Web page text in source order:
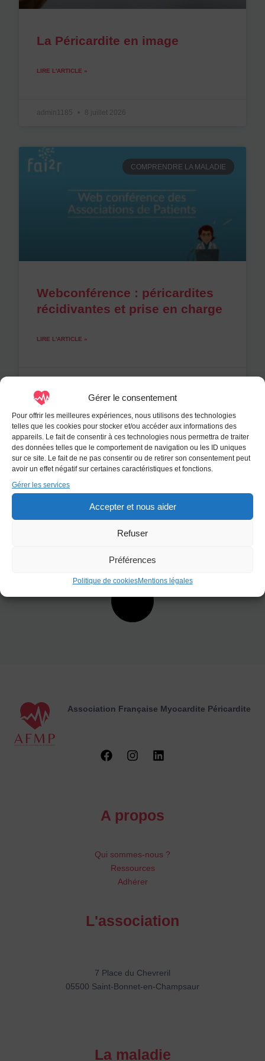
Gérer le consentement
Pour offrir les meilleures expériences, nous utilisons des technologies
telles que les cookies pour stocker et/ou accéder aux informations des
appareils. Le fait de consentir à ces technologies nous permettra de traiter
des données telles que le comportement de navigation ou les ID uniques
sur ce site. Le fait de ne pas consentir ou de retirer son consentement peut
avoir un effet négatif sur certaines caractéristiques et fonctions.
Gérer les services
Accepter et nous aider
Refuser
Préférences
Politique de cookiesMentions légales
La Péricardite en image
LIRE L'ARTICLE »
admin1185 8 juillet 2026
COMPRENDRE LA MALADIE
Webconférence : péricardites
récidivantes et prise en charge
LIRE L'ARTICLE »
Association Française Myocardite Péricardite
A propos
Qui sommes-nous ?
Ressources
Adhérer
L'association
7 Place du Chevreril
05500 Saint-Bonnet-en-Champsaur
La maladie